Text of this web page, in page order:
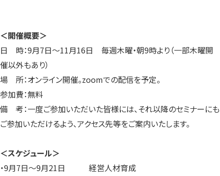
＜開催概要＞
日 時：9月7日〜11月16日 毎週木曜・朝9時より（一部木曜開
催以外もあり）
場 所：オンライン開催。zoomでの配信を予定。
参加費：無料
備 考：一度ご参加いただいた皆様には、それ以降のセミナーにも
ご参加いただけるよう、アクセス先等をご案内いたします。
＜スケジュール＞
・9月7日〜9月21日 経営人材育成